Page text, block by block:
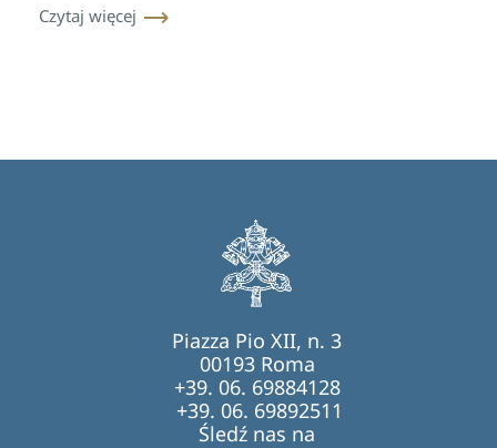
Czytaj więcej
Piazza Pio XII, n. 3
00193 Roma
+39. 06. 69884128
+39. 06. 69892511
Śledź nas na